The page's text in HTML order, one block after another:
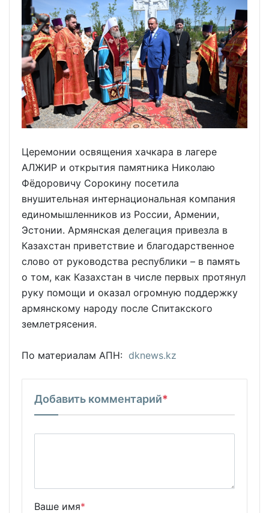
Церемонии освящения хачкара в лагере
АЛЖИР и открытия памятника Николаю
Фёдоровичу Сорокину посетила
внушительная интернациональная компания
единомышленников из России, Армении,
Эстонии. Армянская делегация привезла в
Казахстан приветствие и благодарственное
слово от руководства республики – в память
о том, как Казахстан в числе первых протянул
руку помощи и оказал огромную поддержку
армянскому народу после Спитакского
землетрясения.
По материалам АПН: dknews.kz
Добавить комментарий*
Ваше имя*